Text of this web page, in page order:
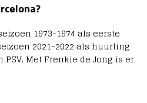
1973-1974 als eerste
2021-2022 als huurling
Met Frenkie de Jong is er